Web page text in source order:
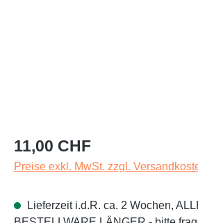
Regulärer Preis:
11,00 CHF
Preise exkl. MwSt. zzgl.
Lieferzeit i.d.R. ca. 2 Wochen,